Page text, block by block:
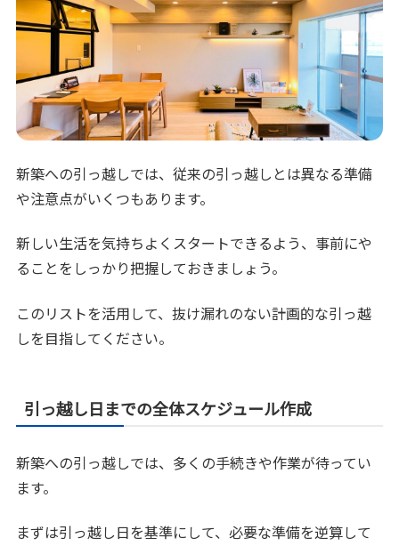
新築への引っ越しでは、従来の引っ越しとは異なる準備
や注意点がいくつもあります。
新しい生活を気持ちよくスタートできるよう、事前にや
ることをしっかり把握しておきましょう。
このリストを活用して、抜け漏れのない計画的な引っ越
しを目指してください。
引っ越し日までの全体スケジュール作成
新築への引っ越しでは、多くの手続きや作業が待ってい
ます。
まずは引っ越し日を基準にして、必要な準備を逆算して